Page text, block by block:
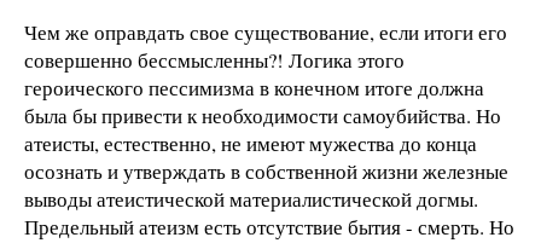
Чем же оправдать свое существование, если итоги его
совершенно бессмысленны?! Логика этого
героического пессимизма в конечном итоге должна
была бы привести к необходимости самоубийства. Но
атеисты, естественно, не имеют мужества до конца
осознать и утверждать в собственной жизни железные
выводы атеистической материалистической догмы.
Предельный атеизм есть отсутствие бытия - смерть. Но